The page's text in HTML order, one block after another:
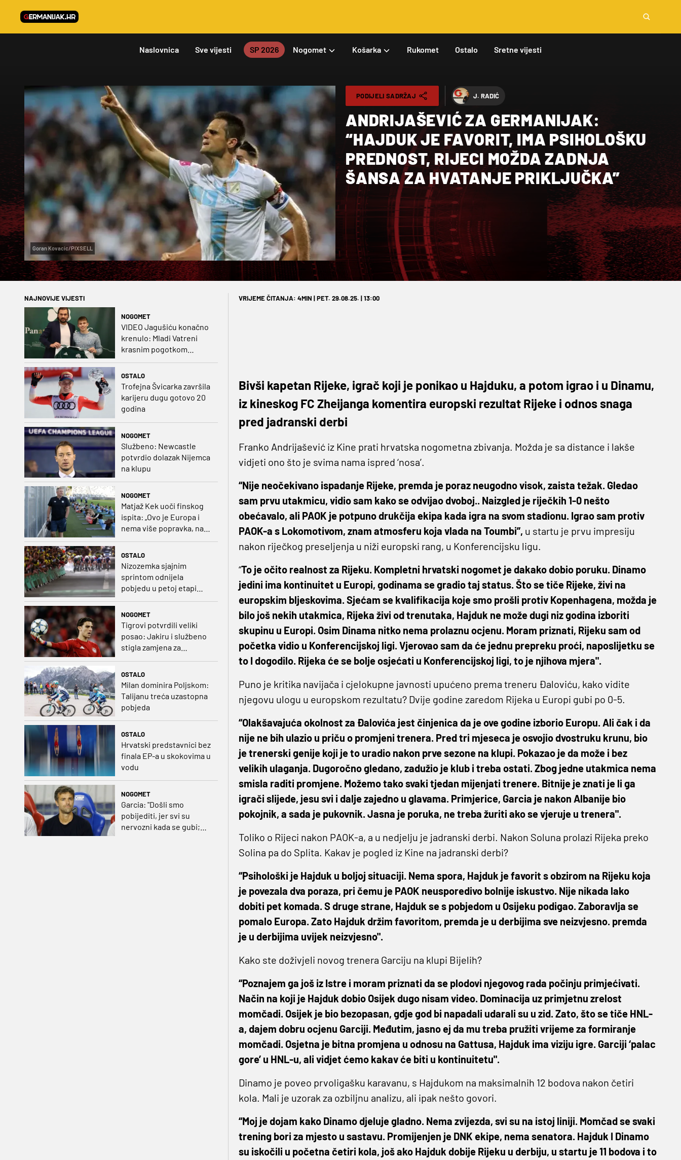
Naslovnica Sve vijesti SP 2026 Nogomet Košarka Rukomet Ostalo Sretne vijesti
Goran Kovacic/PIXSELL
PODIJELI SADRŽAJ J. RADIĆ
ANDRIJAŠEVIĆ ZA GERMANIJAK:
“HAJDUK JE FAVORIT, IMA PSIHOLOŠKU
PREDNOST, RIJECI MOŽDA ZADNJA
ŠANSA ZA HVATANJE PRIKLJUČKA”
NAJNOVIJE VIJESTI
NOGOMET
VIDEO Jagušiću konačno
krenulo: Mladi Vatreni
krasnim pogotkom
OSTALO
Trofejna Švicarka završila
karijeru dugu gotovo 20
godina
NOGOMET
Službeno: Newcastle
potvrdio dolazak Nijemca
na klupu
NOGOMET
Matjaž Kek uoči finskog
ispita: „Ovo je Europa i
nema više popravka, na
Rujevici se nešto pita i
OSTALO
Nizozemka sjajnim
sprintom odnijela
pobjedu u petoj etapi
NOGOMET
Tigrovi potvrdili veliki
posao: Jakiru i službeno
stigla zamjena za
OSTALO
Milan dominira Poljskom:
Talijanu treća uzastopna
pobjeda
OSTALO
Hrvatski predstavnici bez
finala EP-a u skokovima u
vodu
NOGOMET
Garcia: "Došli smo
pobijediti, jer svi su
nervozni kada se gubi;
VRIJEME ČITANJA: 4MIN | PET. 29.08.25. | 13:00
Bivši kapetan Rijeke, igrač koji je ponikao u Hajduku, a potom igrao i u Dinamu,
iz kineskog FC Zheijanga komentira europski rezultat Rijeke i odnos snaga
pred jadranski derbi
Franko Andrijašević iz Kine prati hrvatska nogometna zbivanja. Možda je sa distance i lakše
vidjeti ono što je svima nama ispred ‘nosa’.
“Nije neočekivano ispadanje Rijeke, premda je poraz neugodno visok, zaista težak. Gledao
sam prvu utakmicu, vidio sam kako se odvijao dvoboj.. Naizgled je riječkih 1-0 nešto
obećavalo, ali PAOK je potpuno drukčija ekipa kada igra na svom stadionu. Igrao sam protiv
PAOK-a s Lokomotivom, znam atmosferu koja vlada na Toumbi”, u startu je prvu impresiju
nakon riječkog preseljenja u niži europski rang, u Konferencijsku ligu.
“To je očito realnost za Rijeku. Kompletni hrvatski nogomet je dakako dobio poruku. Dinamo
jedini ima kontinuitet u Europi, godinama se gradio taj status. Što se tiče Rijeke, živi na
europskim bljeskovima. Sjećam se kvalifikacija koje smo prošli protiv Kopenhagena, možda je
bilo još nekih utakmica, Rijeka živi od trenutaka, Hajduk ne može dugi niz godina izboriti
skupinu u Europi. Osim Dinama nitko nema prolaznu ocjenu. Moram priznati, Rijeku sam od
početka vidio u Konferencijskoj ligi. Vjerovao sam da će jednu prepreku proći, naposlijetku se
to I dogodilo. Rijeka će se bolje osjećati u Konferencijskoj ligi, to je njihova mjera".
Puno je kritika navijača i cjelokupne javnosti upućeno prema treneru Đaloviću, kako vidite
njegovu ulogu u europskom rezultatu? Dvije godine zaredom Rijeka u Europi gubi po 0-5.
“Olakšavajuća okolnost za Đalovića jest činjenica da je ove godine izborio Europu. Ali čak i da
nije ne bih ulazio u priču o promjeni trenera. Pred tri mjeseca je osvojio dvostruku krunu, bio
je trenerski genije koji je to uradio nakon prve sezone na klupi. Pokazao je da može i bez
velikih ulaganja. Dugoročno gledano, zadužio je klub i treba ostati. Zbog jedne utakmica nema
smisla raditi promjene. Možemo tako svaki tjedan mijenjati trenere. Bitnije je znati je li ga
igrači slijede, jesu svi i dalje zajedno u glavama. Primjerice, Garcia je nakon Albanije bio
pokojnik, a sada je pukovnik. Jasna je poruka, ne treba žuriti ako se vjeruje u trenera".
Toliko o Rijeci nakon PAOK-a, a u nedjelju je jadranski derbi. Nakon Soluna prolazi Rijeka preko
Solina pa do Splita. Kakav je pogled iz Kine na jadranski derbi?
“Psihološki je Hajduk u boljoj situaciji. Nema spora, Hajduk je favorit s obzirom na Rijeku koja
je povezala dva poraza, pri čemu je PAOK neusporedivo bolnije iskustvo. Nije nikada lako
dobiti pet komada. S druge strane, Hajduk se s pobjedom u Osijeku podigao. Zaboravlja se
pomalo Europa. Zato Hajduk držim favoritom, premda je u derbijima sve neizvjesno. premda
je u derbijima uvijek neizvjesno".
Kako ste doživjeli novog trenera Garciju na klupi Bijelih?
“Poznajem ga još iz Istre i moram priznati da se plodovi njegovog rada počinju primjećivati.
Način na koji je Hajduk dobio Osijek dugo nisam video. Dominacija uz primjetnu zrelost
momčadi. Osijek je bio bezopasan, gdje god bi napadali udarali su u zid. Zato, što se tiče HNL-
a, dajem dobru ocjenu Garciji. Međutim, jasno ej da mu treba pružiti vrijeme za formiranje
momčadi. Osjetna je bitna promjena u odnosu na Gattusa, Hajduk ima viziju igre. Garciji ‘palac
gore’ u HNL-u, ali vidjet ćemo kakav će biti u kontinuitetu".
Dinamo je poveo prvoligašku karavanu, s Hajdukom na maksimalnih 12 bodova nakon četiri
kola. Mali je uzorak za ozbiljnu analizu, ali ipak nešto govori.
“Moj je dojam kako Dinamo djeluje gladno. Nema zvijezda, svi su na istoj liniji. Momčad se svaki
trening bori za mjesto u sastavu. Promijenjen je DNK ekipe, nema senatora. Hajduk I Dinamo
su iskočili u početna četiri kola, još ako Hajduk dobije Rijeku u derbiju, u startu je 11 bodova i to